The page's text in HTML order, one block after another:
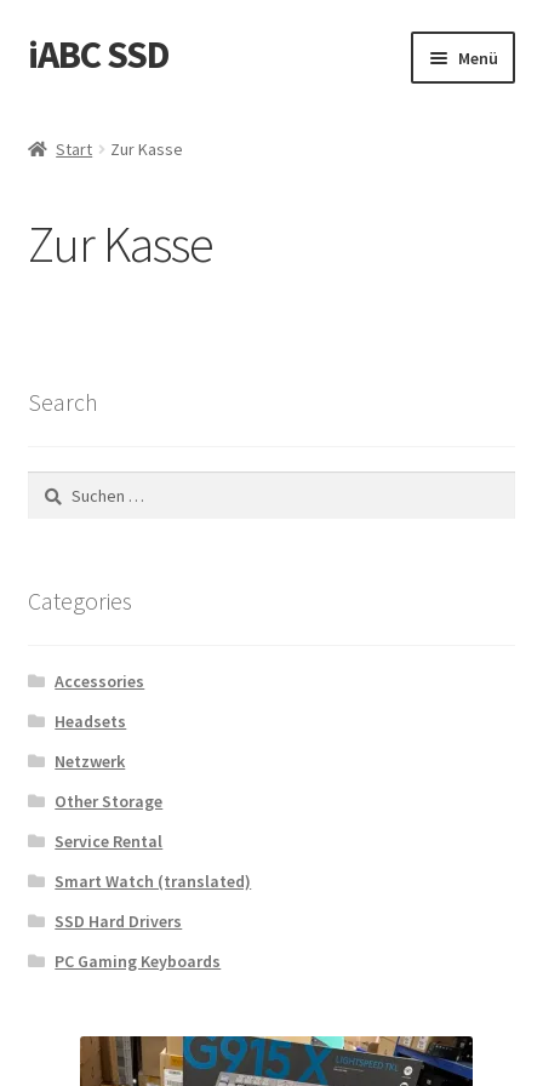
Zur
Navigation
Zum
Inhalt
iABC SSD Menü
Blog
Kontaktieren Sie uns
Rückerstattungs- und Rückgaberecht
RÜCKGABE- UND UMTAUSCHRICHTLINIEN: ONLINE UND
IM GESCHÄFT
Shop
Versand- und Lieferstatus
Start Zur Kasse
Zur Kasse
Search
Suchen
nach:
Categories
Accessories
Headsets
Netzwerk
Other Storage
Service Rental
Smart Watch (translated)
SSD Hard Drivers
PC Gaming Keyboards